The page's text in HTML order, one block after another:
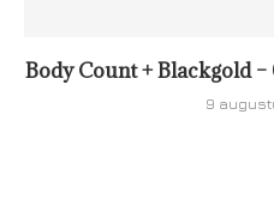
Body Count + Blackgold
9